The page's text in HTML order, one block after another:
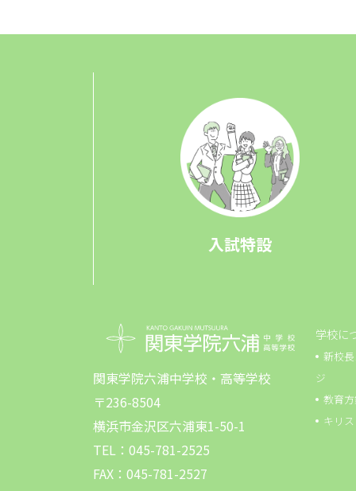
入試特設
関東学院六浦中学校・高等学校
〒236-8504
横浜市金沢区六浦東1-50-1
TEL：045-781-2525
FAX：045-781-2527
学校に
新校
ジ
教育
キリ